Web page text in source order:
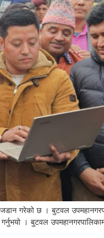
जडान गरेको छ । बुटवल
। बुटवल